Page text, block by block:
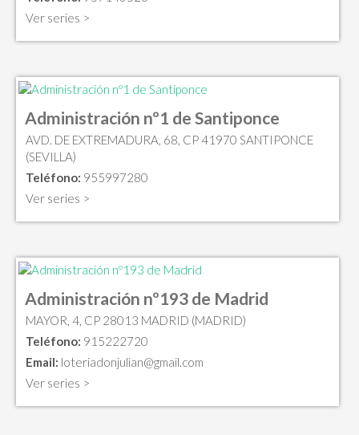
Ver series >
Administración nº1 de Santiponce
AVD. DE EXTREMADURA, 68, CP 41970 SANTIPONCE
(SEVILLA)
Teléfono: 955997280
Ver series >
Administración nº193 de Madrid
MAYOR, 4, CP 28013 MADRID (MADRID)
Teléfono: 915222720
Email: loteriadonjulian@gmail.com
Ver series >